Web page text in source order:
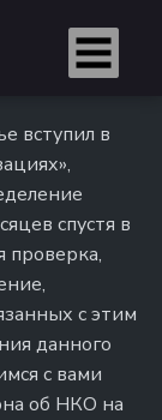
вступил в
спустя в
проверка,
с этим
данного
с вами
об НКО на